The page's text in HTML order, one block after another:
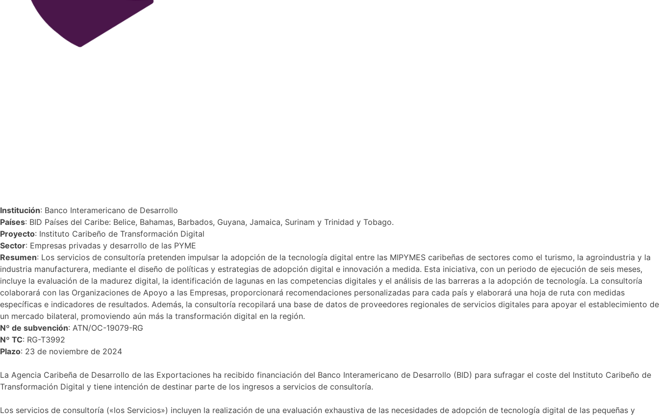
Institución: Banco Interamericano de Desarrollo
Países: BID Países del Caribe: Belice, Bahamas, Barbados, Guyana, Jamaica, Surinam y Trinidad y Tobago.
Proyecto: Instituto Caribeño de Transformación Digital
Sector: Empresas privadas y desarrollo de las PYME
Resumen: Los servicios de consultoría pretenden impulsar la adopción de la tecnología digital entre las MIPYMES caribeñas de sectores como el turismo, la agroindustria y la
industria manufacturera, mediante el diseño de políticas y estrategias de adopción digital e innovación a medida. Esta iniciativa, con un periodo de ejecución de seis meses,
incluye la evaluación de la madurez digital, la identificación de lagunas en las competencias digitales y el análisis de las barreras a la adopción de tecnología. La consultoría
colaborará con las Organizaciones de Apoyo a las Empresas, proporcionará recomendaciones personalizadas para cada país y elaborará una hoja de ruta con medidas
específicas e indicadores de resultados. Además, la consultoría recopilará una base de datos de proveedores regionales de servicios digitales para apoyar el establecimiento de
un mercado bilateral, promoviendo aún más la transformación digital en la región.
Nº de subvención: ATN/OC-19079-RG
Nº TC: RG-T3992
Plazo: 23 de noviembre de 2024
La Agencia Caribeña de Desarrollo de las Exportaciones ha recibido financiación del Banco Interamericano de Desarrollo (BID) para sufragar el coste del Instituto Caribeño de
Transformación Digital y tiene intención de destinar parte de los ingresos a servicios de consultoría.
Los servicios de consultoría («los Servicios») incluyen la realización de una evaluación exhaustiva de las necesidades de adopción de tecnología digital de las pequeñas y